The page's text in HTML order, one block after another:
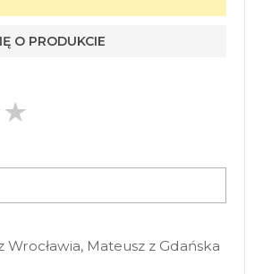
O PRODUKCIE
Wrocławia, Mateusz z Gdańska